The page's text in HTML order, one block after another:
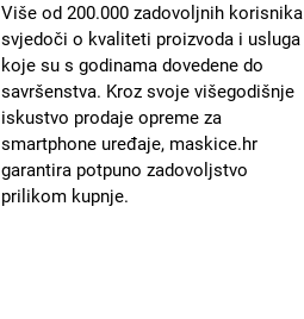
Više od 200.000 zadovoljnih korisnika
svjedoči o kvaliteti proizvoda i usluga
koje su s godinama dovedene do
savršenstva. Kroz svoje višegodišnje
iskustvo prodaje opreme za
smartphone uređaje, maskice.hr
garantira potpuno zadovoljstvo
prilikom kupnje.